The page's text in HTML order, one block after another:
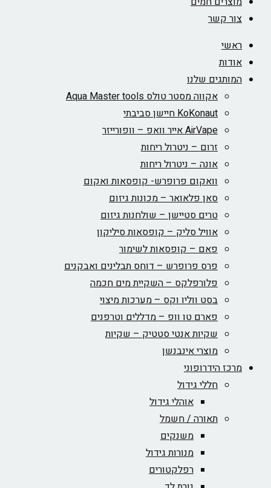
צור קשר
ראשי
אודות
המותגים שלנו
אקווה מסטר טולס Aqua Master tools
KoKonaut חיישן סביבתי
AirVape אייר וואפ – וופורייזר
זרום – ניטרול ריחות
אונה – ניטרול ריחות
וואקום פרופרש- קופסאות ואקום
סאן פלאואר – מכונות גיזום
טרים סטיישן – שולחנות גיזום
אוויל סליק – קופסאות סיליקון
פאם – קופסאות לשימור
פרס פרופרש – דוחס תבלינים ואבקנים
פלורפלקס – השקיית מים חכמה
בסט ווליו וקס – מערכות מיצוי
פארם טו וופ – מדללים וטרפנים
שקיות אנטי סטטיק – שקיות
מוצרי אינבנשן
מרכז הידרופוני
חללי גידול
אוהלי גידול
תאורה / חשמל
משנקים
מנורות גידול
רפלקטורים